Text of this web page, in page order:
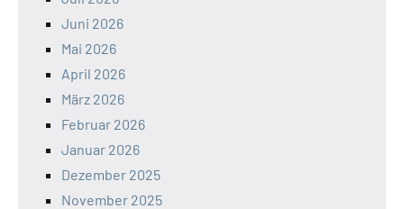
Juni 2026
Mai 2026
April 2026
März 2026
Februar 2026
Januar 2026
Dezember 2025
November 2025